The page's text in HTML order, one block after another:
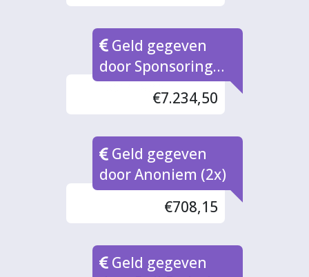
Geld gegeven
door Sponsoring
bedrijven
€7.234,50
Geld gegeven
door Anoniem (2x)
€708,15
Geld gegeven